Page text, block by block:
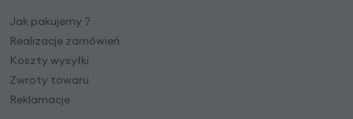
Jak pakujemy ?
Realizacje zamówień
Koszty wysyłki
Zwroty towaru
Reklamacje